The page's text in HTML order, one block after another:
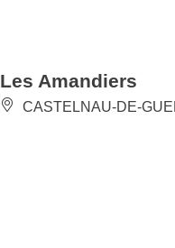
Les Amandiers
CASTELNAU-DE-